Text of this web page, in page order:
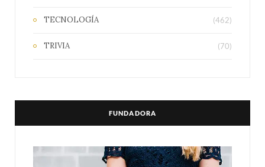
TECNOLOGÍA (462)
TRIVIA (70)
FUNDADORA